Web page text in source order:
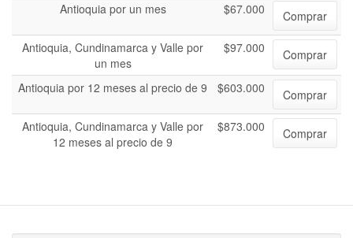
Antioquia por un mes
$67.000
Comprar
Antioquia, Cundinamarca y Valle por
un mes
$97.000 Comprar
Antioquia por 12 meses al precio de 9 $603.000
Comprar
Antioquia, Cundinamarca y Valle por
12 meses al precio de 9
$873.000 Comprar